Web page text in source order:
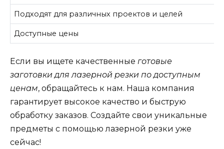
Подходят для различных проектов и целей
Доступные цены
Если вы ищете качественные готовые
заготовки для лазерной резки по доступным
ценам, обращайтесь к нам. Наша компания
гарантирует высокое качество и быструю
обработку заказов. Создайте свои уникальные
предметы с помощью лазерной резки уже
сейчас!